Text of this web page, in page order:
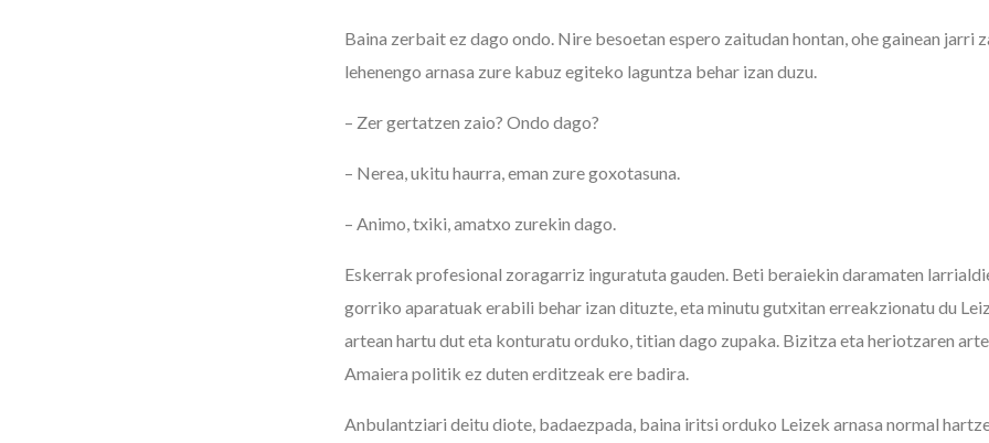
Baina zerbait ez dago ondo. Nire besoetan espero zaitudan hontan, ohe gainean jarri
lehenengo arnasa zure kabuz egiteko laguntza behar izan duzu.
– Zer gertatzen zaio? Ondo dago?
– Nerea, ukitu haurra, eman zure goxotasuna.
– Animo, txiki, amatxo zurekin dago.
Eskerrak profesional zoragarriz inguratuta gauden. Beti beraiekin daramaten
gorriko aparatuak erabili behar izan dituzte, eta minutu gutxitan erreakzionatu du
artean hartu dut eta konturatu orduko, titian dago zupaka. Bizitza eta heriotzaren
Amaiera politik ez duten erditzeak ere badira.
Anbulantziari deitu diote, badaezpada, baina iritsi orduko Leizek arnasa normal